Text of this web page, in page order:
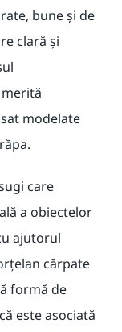
bune și de
clară și
modelate
care
a obiectelor
ajutorul
cărpate
formă de
este asociată